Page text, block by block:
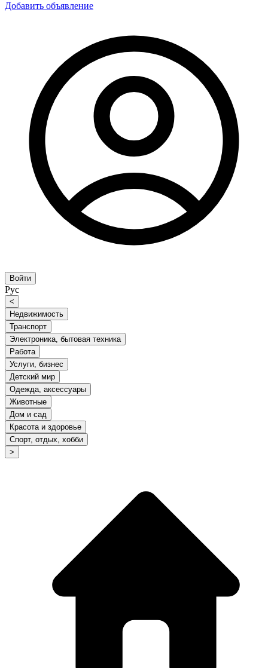
Добавить объявление
Войти
Рус
<
Недвижимость
Транспорт
Электроника, бытовая техника
Работа
Услуги, бизнес
Детский мир
Одежда, аксессуары
Животные
Дом и сад
Красота и здоровье
Спорт, отдых, хобби
>